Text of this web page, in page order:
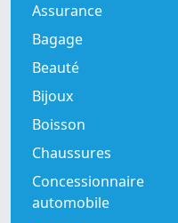
Assurance
Bagage
Beauté
Bijoux
Boisson
Chaussures
Concessionnaire
automobile